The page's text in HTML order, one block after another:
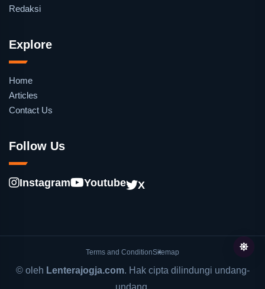
Redaksi
Explore
Home
Articles
Contact Us
Follow Us
Instagram Youtube X
Terms and ConditionSitemap
© oleh Lenterajogja.com. Hak cipta dilindungi undang-
undang.